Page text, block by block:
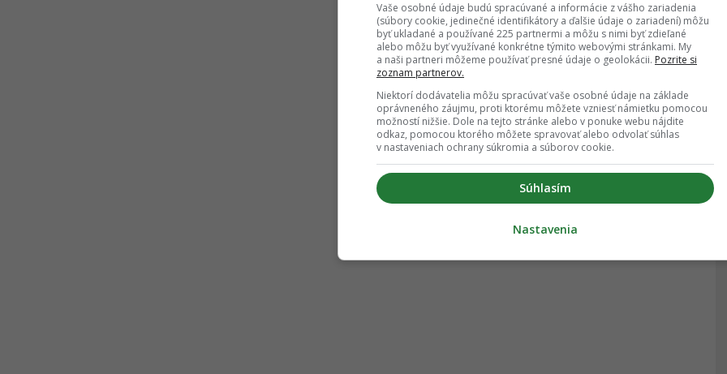
Vaše osobné údaje budú spracúvané a informácie z vášho zariadenia
(súbory cookie, jedinečné identifikátory a ďalšie údaje o zariadení) môžu
byť ukladané a používané 225 partnermi a môžu s nimi byť zdieľané
alebo môžu byť využívané konkrétne týmito webovými stránkami. My
a naši partneri môžeme používať presné údaje o geolokácii. Pozrite si
zoznam partnerov.
Niektorí dodávatelia môžu spracúvať vaše osobné údaje na základe
oprávneného záujmu, proti ktorému môžete vzniesť námietku pomocou
možností nižšie. Dole na tejto stránke alebo v ponuke webu nájdite
odkaz, pomocou ktorého môžete spravovať alebo odvolať súhlas
v nastaveniach ochrany súkromia a súborov cookie.
Súhlasím
Nastavenia